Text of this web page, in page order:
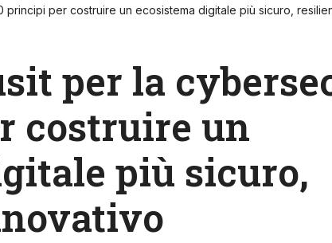
principi per costruire un ecosistema digitale più sicuro,
per la
costruire un
più sicuro,